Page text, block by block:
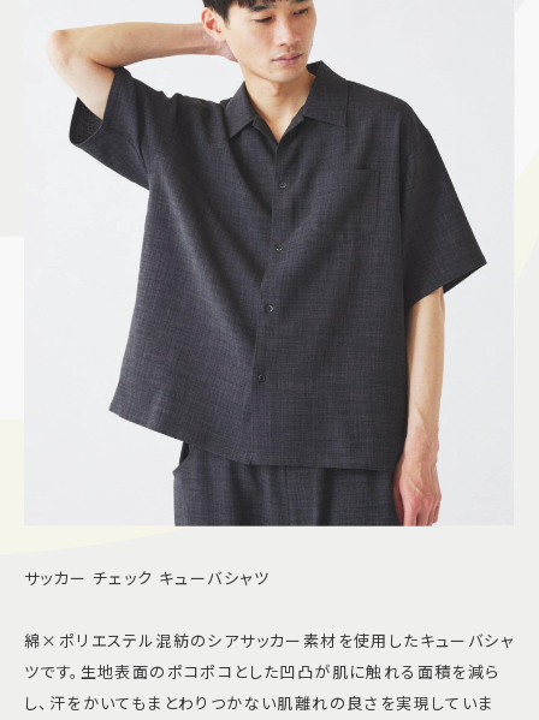
サッカー チェック キューバシャツ
綿×ポリエステル混紡のシアサッカー素材を使用したキューバシャ
ツです。生地表面のポコポコとした凹凸が肌に触れる面積を減ら
し、汗をかいてもまとわりつかない肌離れの良さを実現していま